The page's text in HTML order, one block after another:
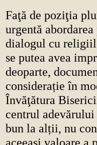
Faţă de poziţia
urgentă
dialogul cu
se putea avea
deoparte,
considerație în
Învăţătura
centrul
bun la alții, nu
aceeași valoare a